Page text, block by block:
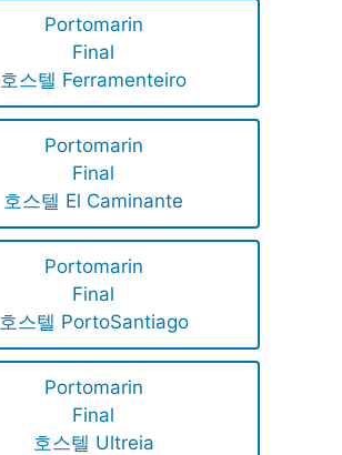
Portomarin
Final
호스텔 Ferramenteiro
Portomarin
Final
호스텔 El Caminante
Portomarin
Final
호스텔 PortoSantiago
Portomarin
Final
호스텔 Ultreia